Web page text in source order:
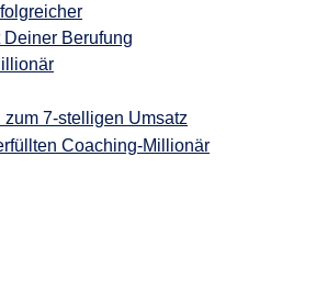
Berufung
7-stelligen Umsatz
Coaching-Millionär